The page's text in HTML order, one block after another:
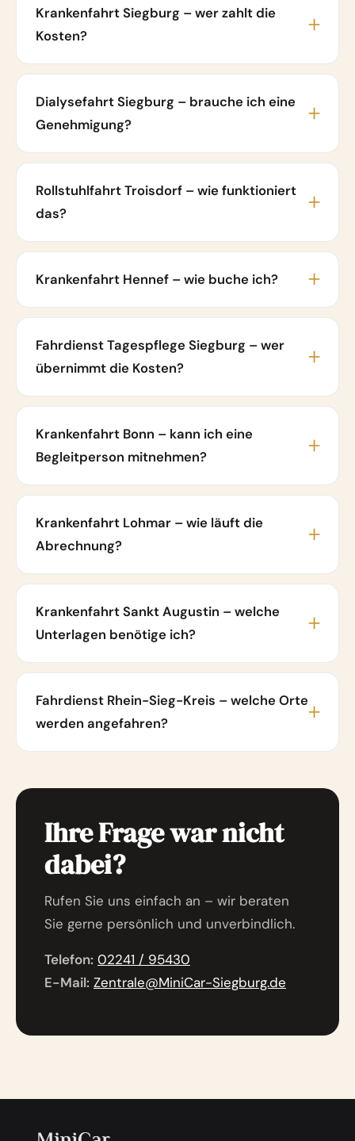
Krankenfahrt Siegburg – wer zahlt die
Kosten?
Dialysefahrt Siegburg – brauche ich eine
Genehmigung?
Rollstuhlfahrt Troisdorf – wie funktioniert
das?
Krankenfahrt Hennef – wie buche ich?
Fahrdienst Tagespflege Siegburg – wer
übernimmt die Kosten?
Krankenfahrt Bonn – kann ich eine
Begleitperson mitnehmen?
Krankenfahrt Lohmar – wie läuft die
Abrechnung?
Krankenfahrt Sankt Augustin – welche
Unterlagen benötige ich?
Fahrdienst Rhein-Sieg-Kreis – welche Orte
werden angefahren?
Ihre Frage war nicht
dabei?
Rufen Sie uns einfach an – wir beraten
Sie gerne persönlich und unverbindlich.
Telefon: 02241 / 95430
E-Mail: Zentrale@MiniCar-Siegburg.de